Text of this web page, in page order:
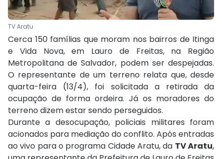
TV Aratu
Cerca 150 famílias que moram nos bairros de Itinga
e Vida Nova, em Lauro de Freitas, na Região
Metropolitana de Salvador, podem ser despejadas.
O representante de um terreno relata que, desde
quarta-feira (13/4), foi solicitada a retirada da
ocupação de forma ordeira. Já os moradores do
terreno dizem estar sendo perseguidos.
Durante a desocupação, policiais militares foram
acionados para mediação do conflito. Após entradas
ao vivo para o programa Cidade Aratu, da TV Aratu,